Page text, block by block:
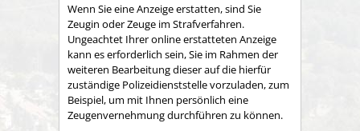
Wenn Sie eine Anzeige erstatten, sind Sie
Zeugin oder Zeuge im Strafverfahren.
Ungeachtet Ihrer online erstatteten Anzeige
kann es erforderlich sein, Sie im Rahmen der
weiteren Bearbeitung dieser auf die hierfür
zuständige Polizeidienststelle vorzuladen, zum
Beispiel, um mit Ihnen persönlich eine
Zeugenvernehmung durchführen zu können.